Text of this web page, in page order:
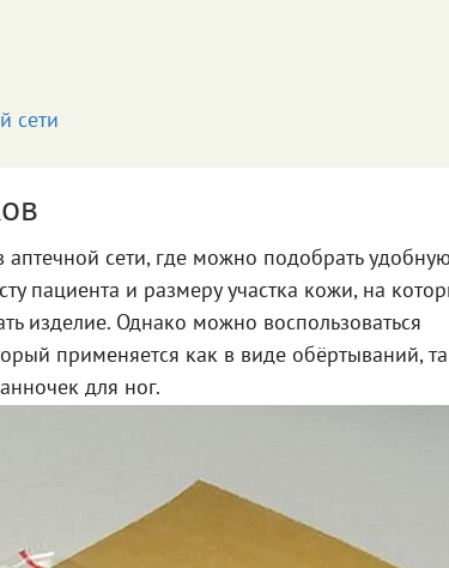
сети
аптечной сети, где можно подобрать удобную
пациента и размеру участка кожи, на
изделие. Однако можно воспользоваться
применяется как в виде обёртываний,
для ног.